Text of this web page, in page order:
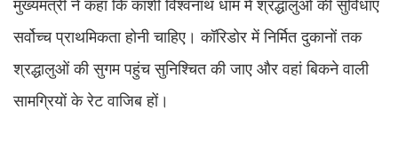
मुख्यमंत्री ने कहा कि काशी विश्वनाथ धाम में श्रद्धालुओं की सुविधाएं
सर्वोच्च प्राथमिकता होनी चाहिए। कॉरिडोर में निर्मित दुकानों तक
श्रद्धालुओं की सुगम पहुंच सुनिश्चित की जाए और वहां बिकने वाली
सामग्रियों के रेट वाजिब हों।